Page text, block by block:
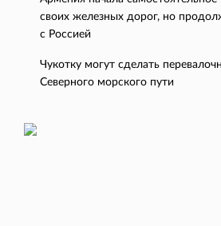
своих железных дорог, но
с Россией
Чукотку могут сделать
Северного морского пути